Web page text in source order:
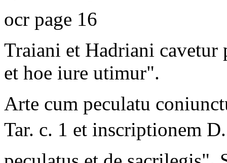
ocr page 16
Traiani et Hadriani
et hoe iure utimur".
Arte cum peculatu
Tar. c. 1 et inscriptionem D.